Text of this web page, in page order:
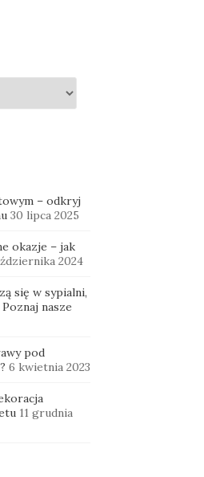
– odkryj
30 lipca 2025
okazje – jak
2024
się w sypialni,
nasze
pod
6 kwietnia 2023
11 grudnia